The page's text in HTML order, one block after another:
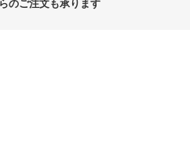
のご注文も承ります